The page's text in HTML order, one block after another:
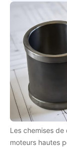
Les chemises
moteurs hautes